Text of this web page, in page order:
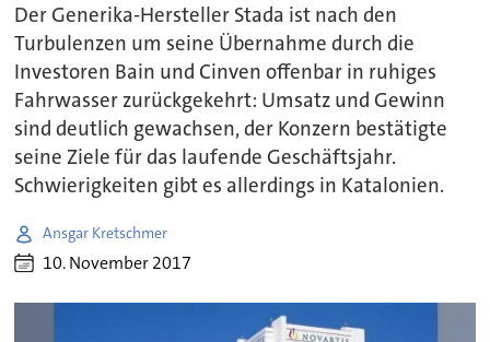
Der Generika-Hersteller Stada ist nach den
Turbulenzen um seine Übernahme durch die
Investoren Bain und Cinven offenbar in ruhiges
Fahrwasser zurückgekehrt: Umsatz und Gewinn
sind deutlich gewachsen, der Konzern bestätigte
seine Ziele für das laufende Geschäftsjahr.
Schwierigkeiten gibt es allerdings in Katalonien.
Ansgar Kretschmer
10. November 2017